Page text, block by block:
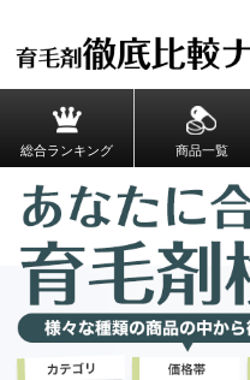
総合ランキング 商品一覧